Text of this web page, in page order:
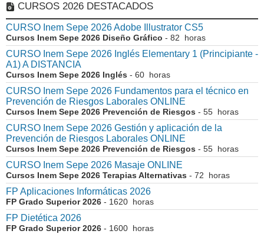
CURSOS 2026 DESTACADOS
CURSO Inem Sepe 2026 Adobe Illustrator CS5
Cursos Inem Sepe 2026 Diseño Gráfico - 82 horas
CURSO Inem Sepe 2026 Inglés Elementary 1 (Principiante -
A1) A DISTANCIA
Cursos Inem Sepe 2026 Inglés - 60 horas
CURSO Inem Sepe 2026 Fundamentos para el técnico en
Prevención de Riesgos Laborales ONLINE
Cursos Inem Sepe 2026 Prevención de Riesgos - 55 horas
CURSO Inem Sepe 2026 Gestión y aplicación de la
Prevención de Riesgos Laborales ONLINE
Cursos Inem Sepe 2026 Prevención de Riesgos - 55 horas
CURSO Inem Sepe 2026 Masaje ONLINE
Cursos Inem Sepe 2026 Terapias Alternativas - 72 horas
FP Aplicaciones Informáticas 2026
FP Grado Superior 2026 - 1620 horas
FP Dietética 2026
FP Grado Superior 2026 - 1600 horas